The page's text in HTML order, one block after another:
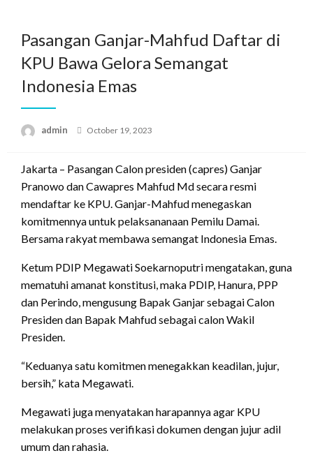
contentPasangan Ganjar-Mahfud Daftar di
KPU Bawa Gelora Semangat
Indonesia Emas
admin
Posted
October 19, 2023
Jakarta – Pasangan Calon presiden (capres) Ganjar
Pranowo dan Cawapres Mahfud Md secara resmi
mendaftar ke KPU. Ganjar-Mahfud menegaskan
komitmennya untuk pelaksananaan Pemilu Damai.
Bersama rakyat membawa semangat Indonesia Emas.
Ketum PDIP Megawati Soekarnoputri mengatakan, guna
mematuhi amanat konstitusi, maka PDIP, Hanura, PPP
dan Perindo, mengusung Bapak Ganjar sebagai Calon
Presiden dan Bapak Mahfud sebagai calon Wakil
Presiden.
“Keduanya satu komitmen menegakkan keadilan, jujur,
bersih,” kata Megawati.
Megawati juga menyatakan harapannya agar KPU
melakukan proses verifikasi dokumen dengan jujur adil
umum dan rahasia.